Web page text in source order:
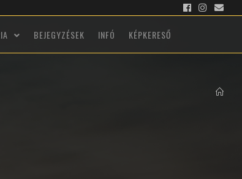
BEJEGYZÉSEK INFÓ KÉPKERESŐ